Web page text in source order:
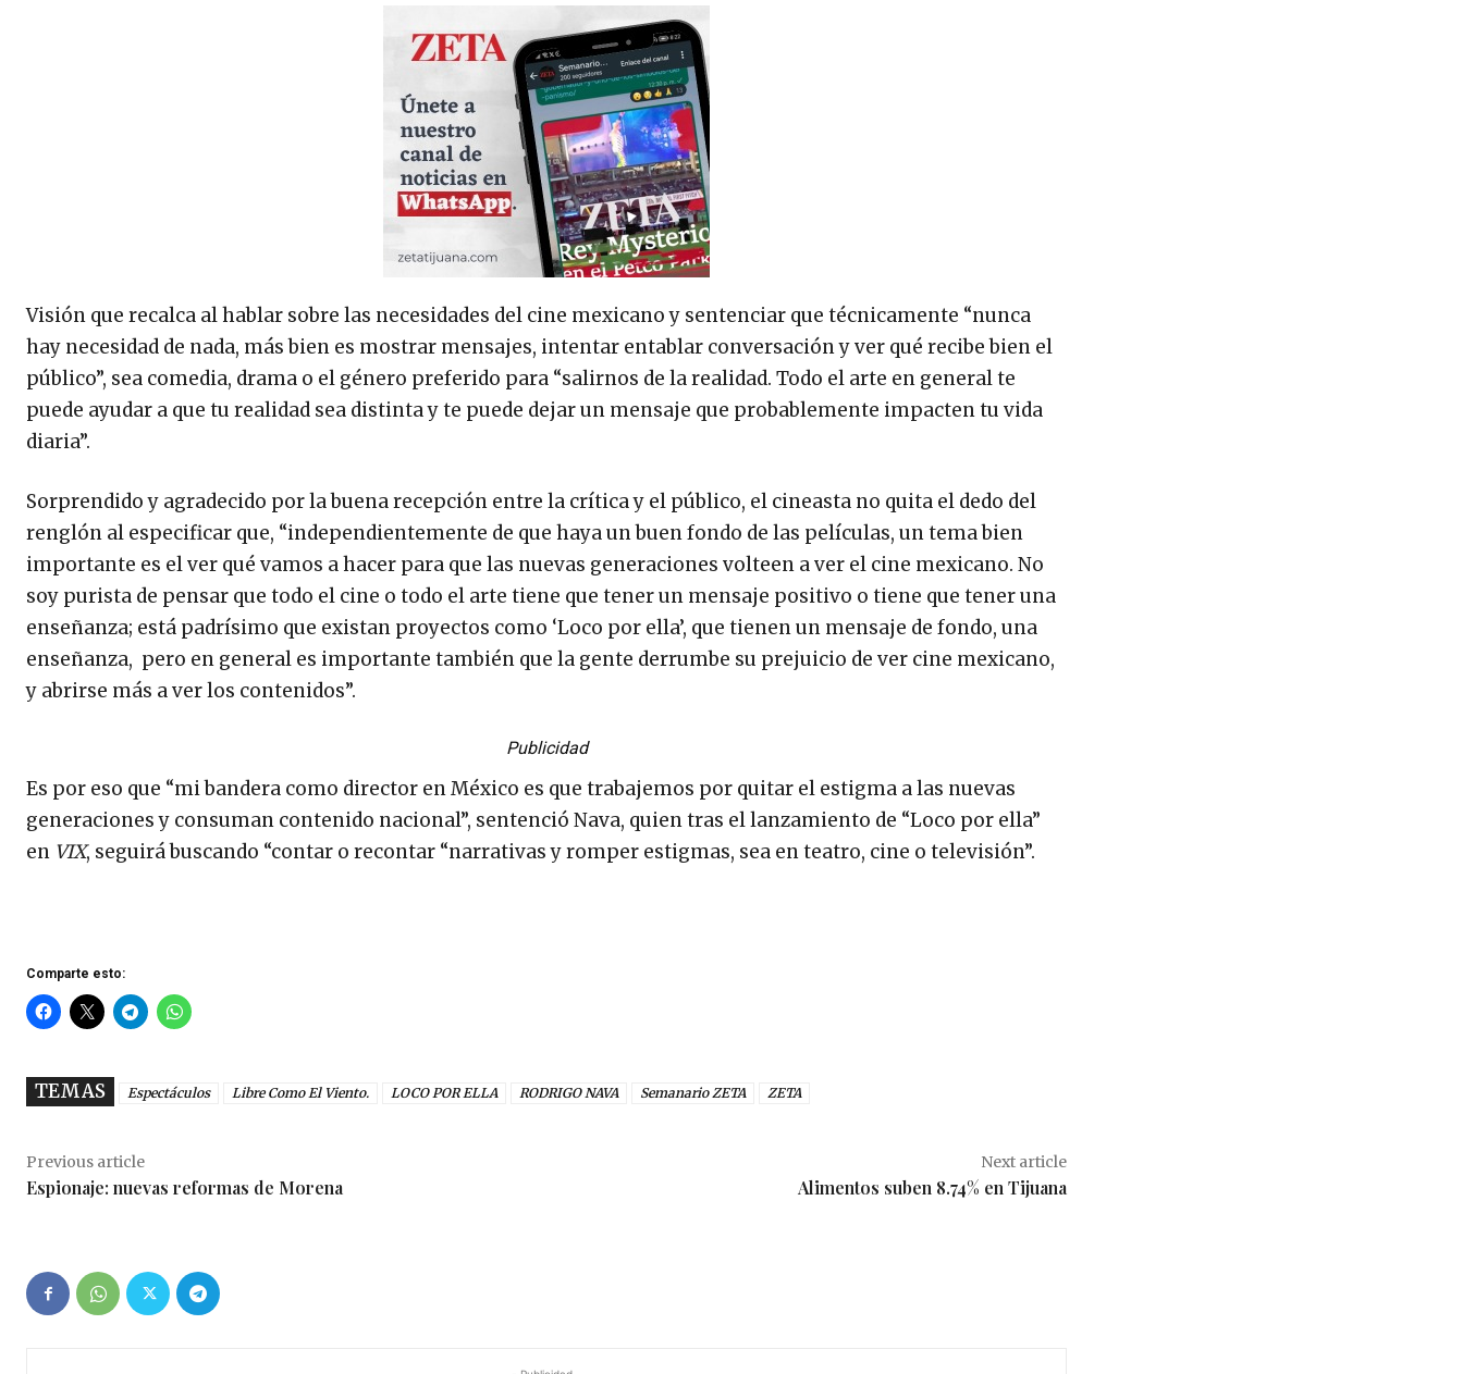
Visión que recalca al hablar sobre las necesidades del cine mexicano y sentenciar que técnicamente “nunca
hay necesidad de nada, más bien es mostrar mensajes, intentar entablar conversación y ver qué recibe bien el
público”, sea comedia, drama o el género preferido para “salirnos de la realidad. Todo el arte en general te
puede ayudar a que tu realidad sea distinta y te puede dejar un mensaje que probablemente impacten tu vida
diaria”.
Sorprendido y agradecido por la buena recepción entre la crítica y el público, el cineasta no quita el dedo del
renglón al especificar que, “independientemente de que haya un buen fondo de las películas, un tema bien
importante es el ver qué vamos a hacer para que las nuevas generaciones volteen a ver el cine mexicano. No
soy purista de pensar que todo el cine o todo el arte tiene que tener un mensaje positivo o tiene que tener una
enseñanza; está padrísimo que existan proyectos como ‘Loco por ella’, que tienen un mensaje de fondo, una
enseñanza, pero en general es importante también que la gente derrumbe su prejuicio de ver cine mexicano,
y abrirse más a ver los contenidos”.
Publicidad
Es por eso que “mi bandera como director en México es que trabajemos por quitar el estigma a las nuevas
generaciones y consuman contenido nacional”, sentenció Nava, quien tras el lanzamiento de “Loco por ella”
en VIX, seguirá buscando “contar o recontar “narrativas y romper estigmas, sea en teatro, cine o televisión”.
Comparte esto:
TEMAS Espectáculos Libre Como El Viento. LOCO POR ELLA RODRIGO NAVA Semanario ZETA ZETA
Previous article
Espionaje: nuevas reformas de Morena
Next article
Alimentos suben 8.74% en Tijuana